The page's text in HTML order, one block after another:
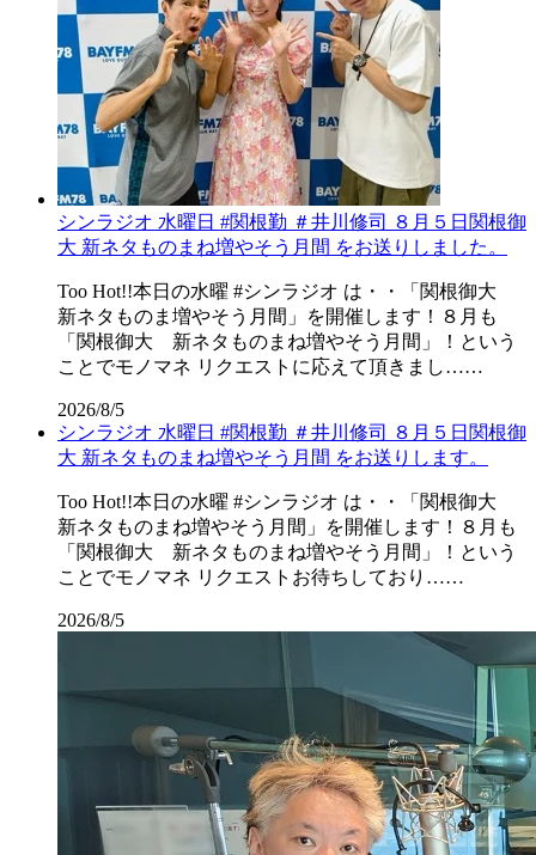
シンラジオ 水曜日 #関根勤 ＃井川修司 ８月５日関根御
大 新ネタものまね増やそう月間 をお送りしました。
Too Hot!!本日の水曜 #シンラジオ は・・「関根御大
新ネタものま増やそう月間」を開催します！８月も
「関根御大 新ネタものまね増やそう月間」！という
ことでモノマネ リクエストに応えて頂きまし……
2026/8/5
シンラジオ 水曜日 #関根勤 ＃井川修司 ８月５日関根御
大 新ネタものまね増やそう月間 をお送りします。
Too Hot!!本日の水曜 #シンラジオ は・・「関根御大
新ネタものまね増やそう月間」を開催します！８月も
「関根御大 新ネタものまね増やそう月間」！という
ことでモノマネ リクエストお待ちしており……
2026/8/5